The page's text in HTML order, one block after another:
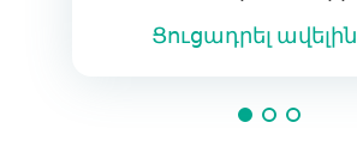
Ցուցադրել ավելին